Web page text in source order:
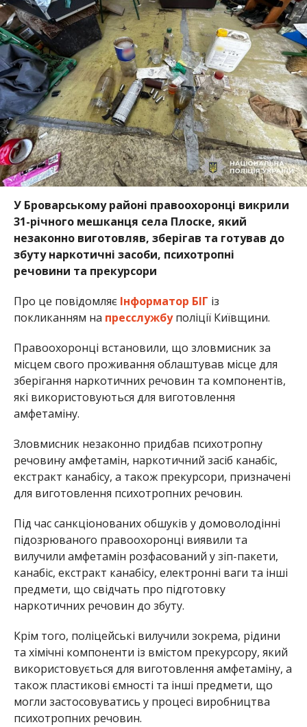
У Броварському районі правоохоронці викрили
31-річного мешканця села Плоске, який
незаконно виготовляв, зберігав та готував до
збуту наркотичні засоби, психотропні
речовини та прекурсори
Про це повідомляє Інформатор БІГ із
покликанням на пресслужбуполіції Київщини.
Правоохоронці встановили, що зловмисник за
місцем свого проживання облаштував місце для
зберігання наркотичних речовин та компонентів,
які використовуються для виготовлення
амфетаміну.
Зловмисник незаконно придбав психотропну
речовину амфетамін, наркотичний засіб канабіс,
екстракт канабісу, а також прекурсори, призначені
для виготовлення психотропних речовин.
Під час санкціонованих обшуків у домоволодінні
підозрюваного правоохоронці виявили та
вилучили амфетамін розфасований у зіп-пакети,
канабіс, екстракт канабісу, електронні ваги та інші
предмети, що свідчать про підготовку
наркотичних речовин до збуту.
Крім того, поліцейські вилучили зокрема, рідини
та хімічні компоненти із вмістом прекурсору, який
використовується для виготовлення амфетаміну, а
також пластикові ємності та інші предмети, що
могли застосовуватись у процесі виробництва
психотропних речовин.